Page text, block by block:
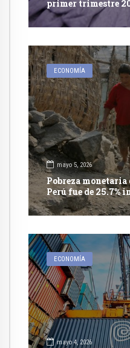
primer trimestre
ECONOMÍA
mayo 5, 2026
Pobreza monetaria
Perú fue de 25.7%
ECONOMÍA
mayo 4, 2026